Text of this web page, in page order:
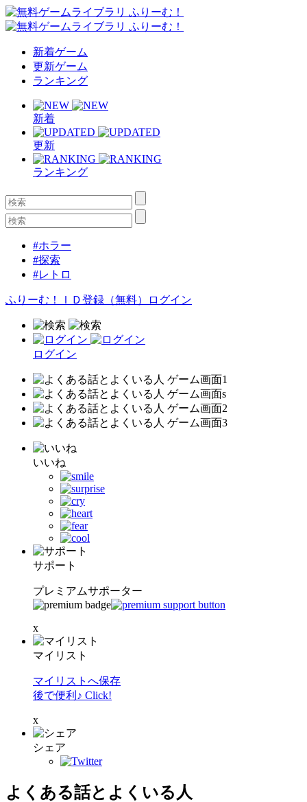
新着ゲーム
更新ゲーム
ランキング
新着
更新
ランキング
#ホラー
#探索
#レトロ
ふりーむ！ＩＤ登録（無料） ログイン
ログイン
いいね
サポート
プレミアムサポーター
x
マイリスト
マイリストへ保存
後で便利♪ Click!
x
シェア
よくある話とよくいる人